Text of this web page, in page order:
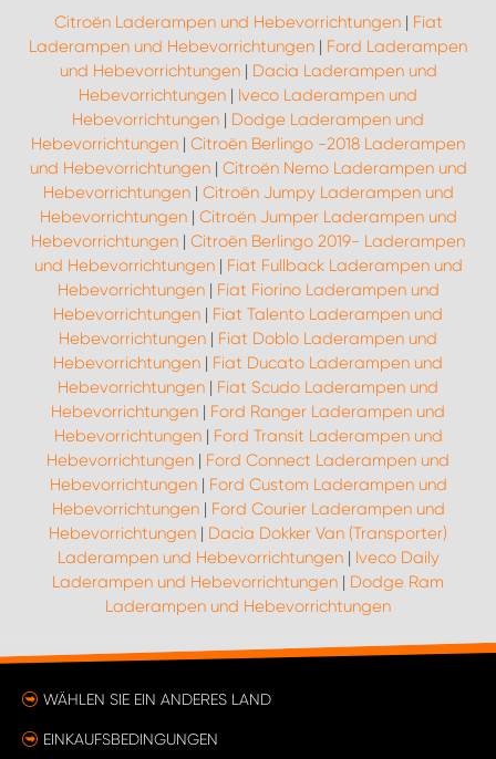
Citroën Laderampen und Hebevorrichtungen| Fiat
Laderampen und Hebevorrichtungen | Ford Laderampen
und Hebevorrichtungen| Dacia Laderampen und
Hebevorrichtungen | Iveco Laderampen und
Hebevorrichtungen | Dodge Laderampen und
Hebevorrichtungen | Citroën Berlingo -2018 Laderampen
und Hebevorrichtungen| Citroën Nemo Laderampen und
Hebevorrichtungen| Citroën Jumpy Laderampen und
Hebevorrichtungen| Citroën Jumper Laderampen und
Hebevorrichtungen | Citroën Berlingo 2019- Laderampen
und Hebevorrichtungen| Fiat Fullback Laderampen und
Hebevorrichtungen| Fiat Fiorino Laderampen und
Hebevorrichtungen | Fiat Talento Laderampen und
Hebevorrichtungen | Fiat Doblo Laderampen und
Hebevorrichtungen | Fiat Ducato Laderampen und
Hebevorrichtungen | Fiat Scudo Laderampen und
Hebevorrichtungen | Ford Ranger Laderampen und
Hebevorrichtungen| Ford Transit Laderampen und
Hebevorrichtungen | Ford Connect Laderampen und
Hebevorrichtungen| Ford Custom Laderampen und
Hebevorrichtungen| Ford Courier Laderampen und
Hebevorrichtungen | Dacia Dokker Van (Transporter)
Laderampen und Hebevorrichtungen| Iveco Daily
Laderampen und Hebevorrichtungen | Dodge Ram
Laderampen und Hebevorrichtungen
WÄHLEN SIE EIN ANDERES LAND
EINKAUFSBEDINGUNGEN